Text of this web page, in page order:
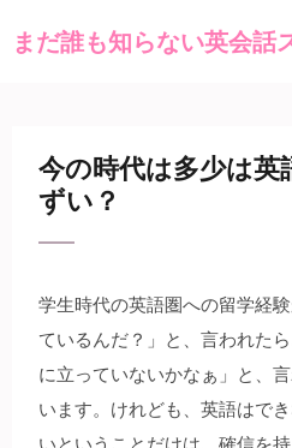
まだ誰も知らない英会話
今の時代は多少は英
ずい？
学生時代の英語圏への留学経
ているんだ？」と、言われた
に立っていないかなぁ」と、
います。けれども、英語はで
いということだけは、確信を